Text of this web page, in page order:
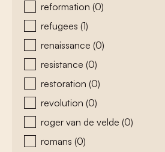
reformation (0)
refugees (1)
renaissance (0)
resistance (0)
restoration (0)
revolution (0)
roger van de velde (0)
romans (0)